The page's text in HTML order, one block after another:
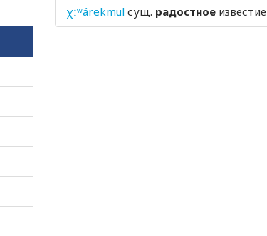
χːʷárekmul сущ. радостное известие